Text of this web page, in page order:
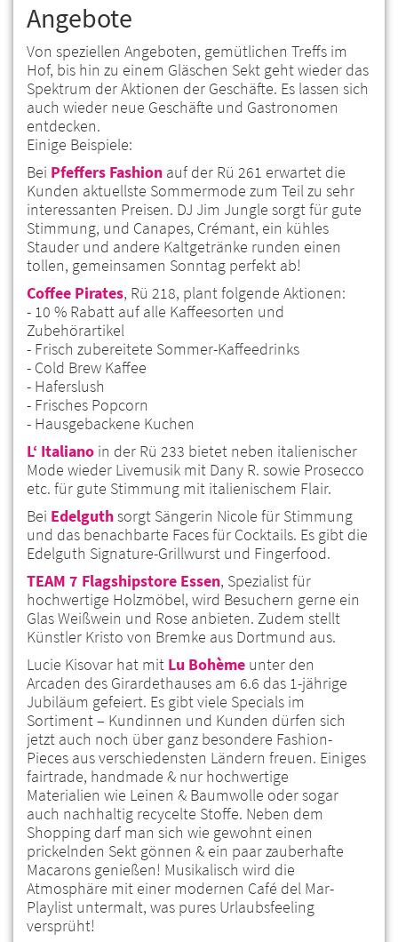
Angebote
Von speziellen Angeboten, gemütlichen Treffs im
Hof, bis hin zu einem Gläschen Sekt geht wieder das
Spektrum der Aktionen der Geschäfte. Es lassen sich
auch wieder neue Geschäfte und Gastronomen
entdecken.
Einige Beispiele:
Bei Pfeffers Fashion auf der Rü 261 erwartet die
Kunden aktuellste Sommermode zum Teil zu sehr
interessanten Preisen. DJ Jim Jungle sorgt für gute
Stimmung, und Canapes, Crémant, ein kühles
Stauder und andere Kaltgetränke runden einen
tollen, gemeinsamen Sonntag perfekt ab!
Coffee Pirates, Rü 218, plant folgende Aktionen:
- 10 % Rabatt auf alle Kaffeesorten und
Zubehörartikel
- Frisch zubereitete Sommer-Kaffeedrinks
- Cold Brew Kaffee
- Haferslush
- Frisches Popcorn
- Hausgebackene Kuchen
L‘ Italiano in der Rü 233 bietet neben italienischer
Mode wieder Livemusik mit Dany R. sowie Prosecco
etc. für gute Stimmung mit italienischem Flair.
Bei Edelguthsorgt Sängerin Nicole für Stimmung
und das benachbarte Faces für Cocktails. Es gibt die
Edelguth Signature-Grillwurst und Fingerfood.
TEAM 7 Flagshipstore Essen, Spezialist für
hochwertige Holzmöbel, wird Besuchern gerne ein
Glas Weißwein und Rose anbieten. Zudem stellt
Künstler Kristo von Bremke aus Dortmund aus.
Lucie Kisovar hat mit Lu Bohème unter den
Arcaden des Girardethauses am 6.6 das 1-jährige
Jubiläum gefeiert. Es gibt viele Specials im
Sortiment – Kundinnen und Kunden dürfen sich
jetzt auch noch über ganz besondere Fashion-
Pieces aus verschiedensten Ländern freuen. Einiges
fairtrade, handmade & nur hochwertige
Materialien wie Leinen & Baumwolle oder sogar
auch nachhaltig recycelte Stoffe. Neben dem
Shopping darf man sich wie gewohnt einen
prickelnden Sekt gönnen & ein paar zauberhafte
Macarons genießen! Musikalisch wird die
Atmosphäre mit einer modernen Café del Mar-
Playlist untermalt, was pures Urlaubsfeeling
versprüht!